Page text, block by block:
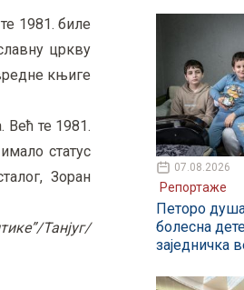
1981. биле
цркву
књиге
Већ те 1981.
статус
Зоран
Танјуг/
07.08.2026
Репортаже
Петоро душа
болесна
заједничка